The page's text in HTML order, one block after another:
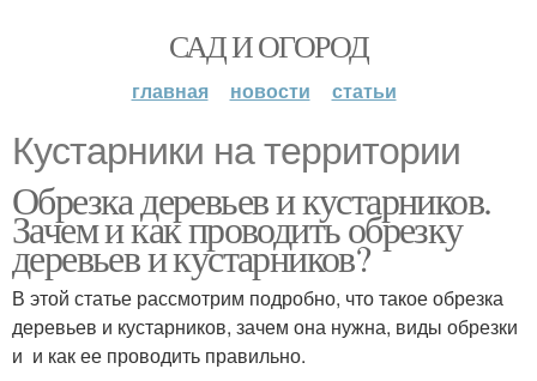
САД И ОГОРОД
главная новости статьи
Кустарники на территории
Обрезка деревьев и кустарников.
Зачем и как проводить обрезку
деревьев и кустарников?
В этой статье рассмотрим подробно, что такое обрезка
деревьев и кустарников, зачем она нужна, виды обрезки
и и как ее проводить правильно.